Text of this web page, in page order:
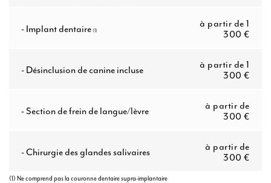
- Implant dentaire (1)
à partir de 1
300 €
- Désinclusion de canine incluse
à partir de 1
300 €
-Section de frein de langue/lèvre
à partir de
300 €
-Chirurgie des glandes salivaires
à partir de
300 €
(1) Ne comprend pas la couronne dentaire supra-implantaire